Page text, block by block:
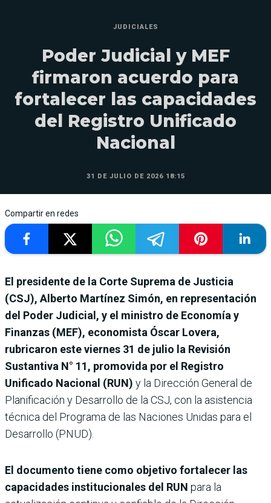
JUDICIALES
Poder Judicial y MEF
firmaron acuerdo para
fortalecer las capacidades
del Registro Unificado
Nacional
31 DE JULIO DE 2026 18:15
Compartir en redes
El presidente de la Corte Suprema de Justicia
(CSJ), Alberto Martínez Simón, en representación
del Poder Judicial, y el ministro de Economía y
Finanzas (MEF), economista Óscar Lovera,
rubricaron este viernes 31 de julio la Revisión
Sustantiva N° 11, promovida por el Registro
Unificado Nacional (RUN) y la Dirección General de
Planificación y Desarrollo de la CSJ, con la asistencia
técnica del Programa de las Naciones Unidas para el
Desarrollo (PNUD).
El documento tiene como objetivo fortalecer las
capacidades institucionales del RUN para la